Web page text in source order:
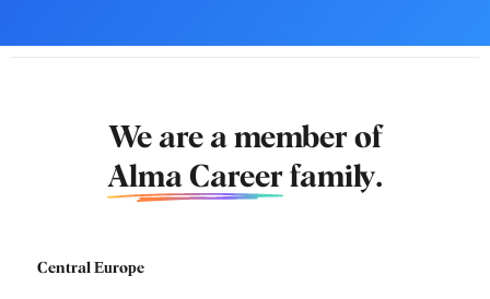
We are a member of
Alma Career family.
Central Europe